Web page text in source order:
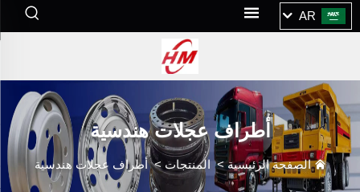
AR
أطراف عجلات هندسية
الصفحة الرئيسية> المنتجات >أطراف عجلات هندسية